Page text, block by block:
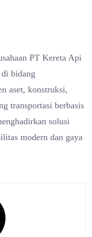
PT Kereta Api
bidang
aset, konstruksi,
transportasi berbasis
solusi
modern dan gaya